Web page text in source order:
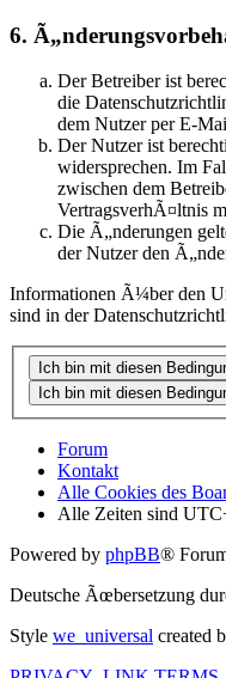
6.
Der Betreiber ist
die
dem Nutzer per E-
Der Nutzer ist
widersprechen. Im
zwischen dem
VertragsverhÃ¤ltnis
Die Ã„nderungen
der Nutzer den
Informationen Ã¼ber den
sind in der
Forum
Kontakt
Alle Cookies des
Alle Zeiten sind
Powered by phpBB®
Deutsche Ãœbersetzung
Style we_universal created